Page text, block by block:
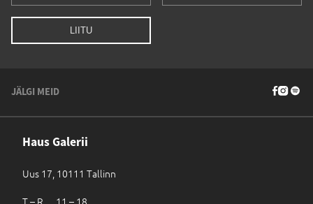
JÄLGI MEID
Haus Galerii
Uus 17, 10111 Tallinn